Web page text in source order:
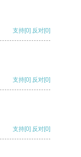
支持[0] 反对[0]
支持[0] 反对[0]
支持[0] 反对[0]